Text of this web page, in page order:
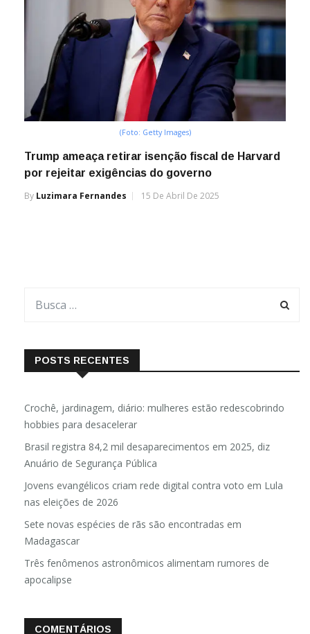
(Foto: Getty Images)
Trump ameaça retirar isenção fiscal de Harvard
por rejeitar exigências do governo
By Luzimara Fernandes 15 De Abril De 2025
POSTS RECENTES
Crochê, jardinagem, diário: mulheres estão redescobrindo
hobbies para desacelerar
Brasil registra 84,2 mil desaparecimentos em 2025, diz
Anuário de Segurança Pública
Jovens evangélicos criam rede digital contra voto em Lula
nas eleições de 2026
Sete novas espécies de rãs são encontradas em
Madagascar
Três fenômenos astronômicos alimentam rumores de
apocalipse
COMENTÁRIOS